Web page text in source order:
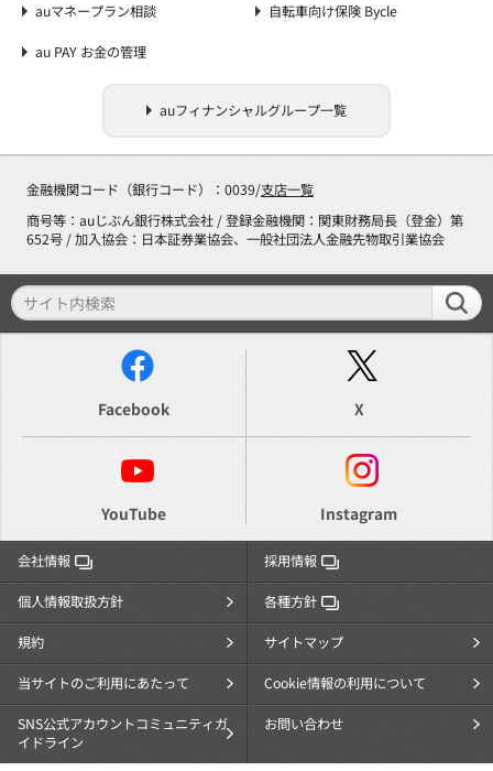
auマネープラン相談 自転車向け保険 Bycle
au PAY お金の管理
auフィナンシャルグループ一覧
金融機関コード（銀行コード）：0039/支店一覧
商号等：auじぶん銀行株式会社 / 登録金融機関：関東財務局長（登金）第
652号 / 加入協会：日本証券業協会、一般社団法人金融先物取引業協会
Facebook X
YouTube Instagram
会社情報 採用情報
個人情報取扱方針 各種方針
規約 サイトマップ
当サイトのご利用にあたって Cookie情報の利用について
SNS公式アカウントコミュニティガ
イドライン
お問い合わせ